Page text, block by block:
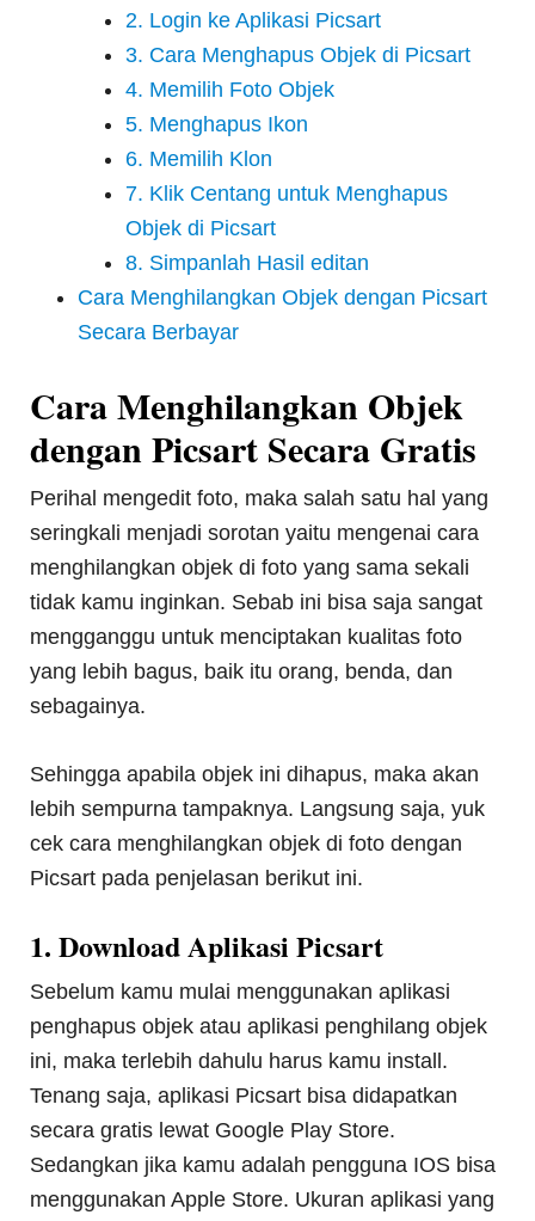
2. Login ke Aplikasi Picsart
3. Cara Menghapus Objek di Picsart
4. Memilih Foto Objek
5. Menghapus Ikon
6. Memilih Klon
7. Klik Centang untuk Menghapus
Objek di Picsart
8. Simpanlah Hasil editan
Cara Menghilangkan Objek dengan Picsart
Secara Berbayar
Cara Menghilangkan Objek
dengan Picsart Secara Gratis
Perihal mengedit foto, maka salah satu hal yang
seringkali menjadi sorotan yaitu mengenai cara
menghilangkan objek di foto yang sama sekali
tidak kamu inginkan. Sebab ini bisa saja sangat
mengganggu untuk menciptakan kualitas foto
yang lebih bagus, baik itu orang, benda, dan
sebagainya.
Sehingga apabila objek ini dihapus, maka akan
lebih sempurna tampaknya. Langsung saja, yuk
cek cara menghilangkan objek di foto dengan
Picsart pada penjelasan berikut ini.
1. Download Aplikasi Picsart
Sebelum kamu mulai menggunakan aplikasi
penghapus objek atau aplikasi penghilang objek
ini, maka terlebih dahulu harus kamu install.
Tenang saja, aplikasi Picsart bisa didapatkan
secara gratis lewat Google Play Store.
Sedangkan jika kamu adalah pengguna IOS bisa
menggunakan Apple Store. Ukuran aplikasi yang